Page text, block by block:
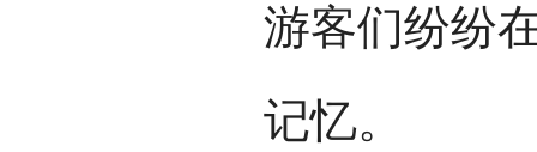
游客们纷纷
记忆。